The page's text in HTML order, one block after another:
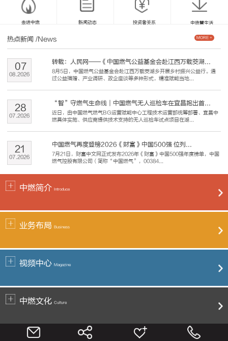
走进中燃 新闻动态 投资者关系 中燃慧生活
热点新闻 /News
转载：人民网——《中国燃气公益基金会赴江西万载茭湖...
8月5日，中国燃气公益基金会赴江西万载茭湖乡开展乡村振兴公益行。通
过公益捐赠、产业调研、政企座谈等多种形式，精准赋能当地...
08.2026
07
“智”守燃气生命线｜中国燃气无人巡检车在宜昌跑出首...
近日，由中国燃气燃气BG运营赋能中心工程技术运营部统筹部署、宜昌中
燃具体实施、供应商提供技术支持的无人巡检车试点项目在湖...
07.2026
28
中国燃气再度登榜2026《财富》中国500强 位列...
7月21日，财富中文网正式发布2026年《财富》中国500强年度榜单，中国
燃气控股有限公司（简称“中国燃气”，00384...
07.2026
21
MORE +
中燃简介 Introduce
业务布局 Business
视频中心 Magazine
中燃文化 Culture